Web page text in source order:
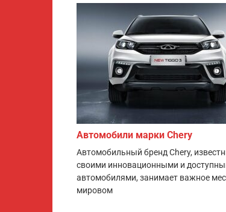
Автомобили марки Chery
Автомобильный бренд Chery,
своими инновационными и
автомобилями, занимает важное
мировом